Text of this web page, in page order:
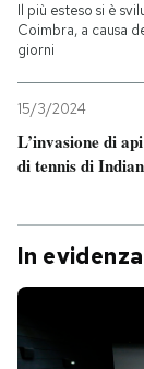
Il più esteso si è
Coimbra, a causa
giorni
15/3/2024
L’invasione di
di tennis di
In evidenza